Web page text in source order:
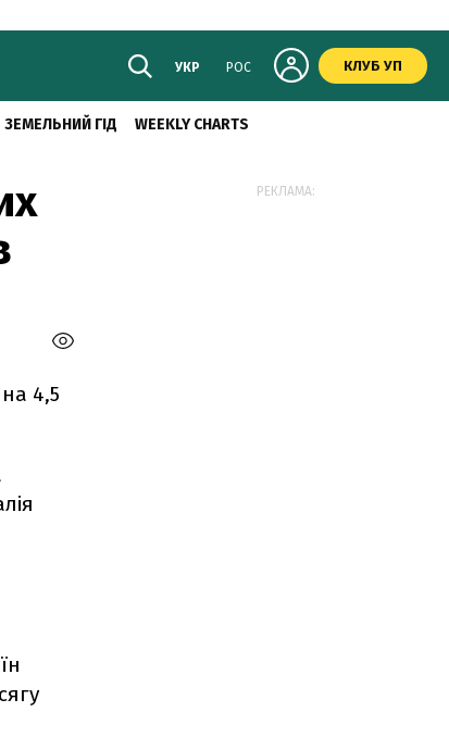
УКР РОС КЛУБ УП
ЗЕМЕЛЬНИЙ ГІД WEEKLY CHARTS
4,5
РЕКЛАМА: